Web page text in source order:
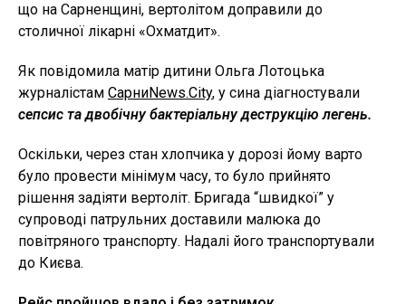
що на Сарненщині, вертолітом доправили до
столичної лікарні «Охматдит».
Як повідомила матір дитини Ольга Лотоцька
журналістам СарниNews.City, у сина діагностували
сепсис та двобічну бактеріальну деструкцію легень.
Оскільки, через стан хлопчика у дорозі йому варто
було провести мінімум часу, то було прийнято
рішення задіяти вертоліт. Бригада “швидкої” у
супроводі патрульних доставили малюка до
повітряного транспорту. Надалі його транспортували
до Києва.